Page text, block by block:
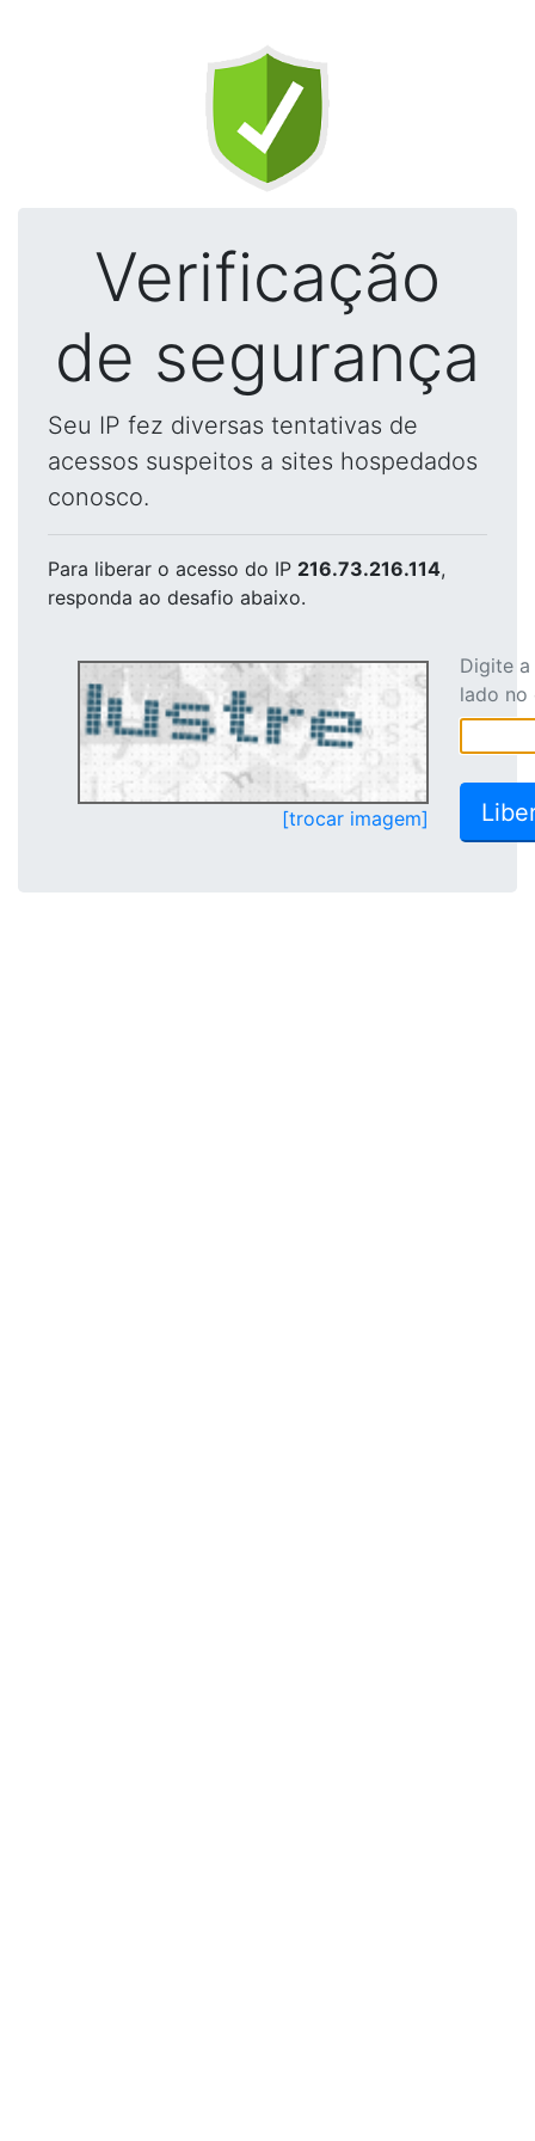
Verificação
de segurança
Seu IP fez diversas tentativas de
acessos suspeitos a sites hospedados
conosco.
Para liberar o acesso do IP 216.73.216.114,
responda ao desafio abaixo.
[trocar imagem]
Digite
lado no